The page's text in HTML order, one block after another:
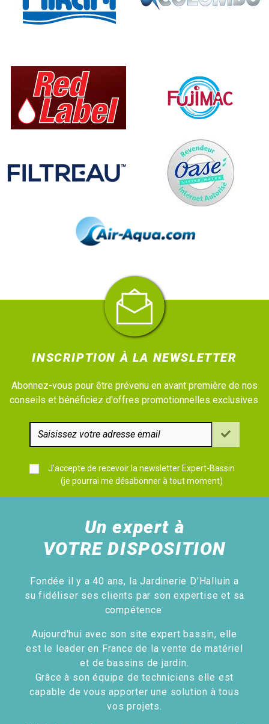
INSCRIPTION À LA NEWSLETTER
Abonnez-vous pour être prévenu en avant première de nos
conseils et bénéficiez d'offres promotionnelles exclusives.
J'accepte de recevoir la newsletter Expert-Bassin
(je pourrai me désabonner à tout moment)
Un expert à
VOTRE DISPOSITION
Fondée il y a 40 ans, la Jardinerie D'Halluin a
su fidéliser ses clients par son expertise et sa
compétence.
Aujourd'hui avec son site expert bassin, elle
est le leader en France de la vente de matériel
et de bassins de jardin.
Grâce à son équipe de techniciens elle est
capable de vous apporter une solution à tous
vos projets.